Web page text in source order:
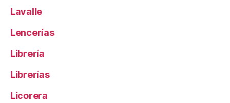
Lavalle
Lencerías
Librería
Librerías
Licorera